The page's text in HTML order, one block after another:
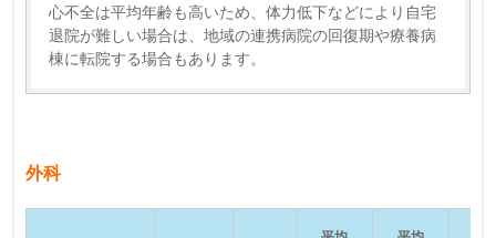
心不全は平均年齢も高いため、体力低下などにより自宅
退院が難しい場合は、地域の連携病院の回復期や療養病
棟に転院する場合もあります。
外科